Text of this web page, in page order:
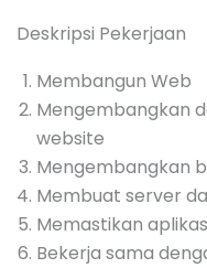
Deskripsi Pekerjaan
Membangun Web
Mengembangkan
website
Mengembangkan
Membuat server
Memastikan
Bekerja sama
Posisi